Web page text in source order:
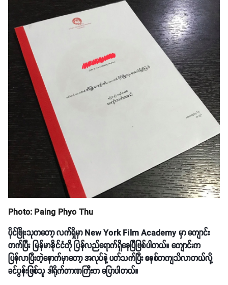
Photo: Paing Phyo Thu
ပိုင်ဖြိုးသုကတော့ လက်ရှိမှာ New York Film Academy မှာ ကျောင်း
တက်ပြီး မြန်မာနိုင်ငံကို ပြန်လည်ရောက်ရှိနေပြီဖြစ်ပါတယ်။ ကျောင်းက
ပြန်လာပြီးတဲ့နောက်မှာတော့ အလုပ်နဲ့ ပတ်သက်ပြီး စနစ်တကျသိလာတယ်လို့
ခင်ပွန်းဖြစ်သူ ဒါရိုက်တာဏကြီးက ပြောပါတယ်။